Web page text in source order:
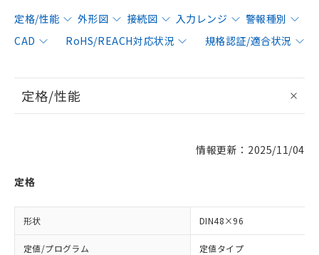
定格/性能 外形図 接続図 入力レンジ
警報種別
CAD
RoHS/REACH対応状況 規格認証/適合状況
定格/性能
情報更新：2025/11/04
定格
形状 DIN48×96
定値/プログラム 定値タイプ